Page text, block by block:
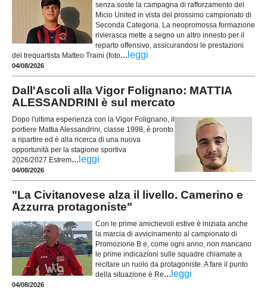
senza soste la campagna di rafforzamento del
Micio United in vista del prossimo campionato di
Seconda Categoria. La neopromossa formazione
rivierasca mette a segno un altro innesto per il
reparto offensivo, assicurandosi le prestazioni
del trequartista Matteo Traini (foto... leggi
04/08/2026
Dall'Ascoli alla Vigor Folignano: MATTIA
ALESSANDRINI è sul mercato
Dopo l'ultima esperienza con la Vigor Folignano, il
portiere Mattia Alessandrini, classe 1998, è pronto
a ripartire ed è alla ricerca di una nuova
opportunità per la stagione sportiva
2026/2027.Estrem... leggi
04/08/2026
"La Civitanovese alza il livello. Camerino e
Azzurra protagoniste"
Con le prime amichevoli estive è iniziata anche
la marcia di avvicinamento al campionato di
Promozione B e, come ogni anno, non mancano
le prime indicazioni sulle squadre chiamate a
recitare un ruolo da protagoniste. A fare il punto
della situazione è Re... leggi
04/08/2026